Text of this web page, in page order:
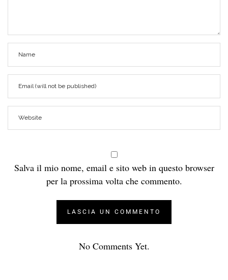
Salva il mio nome, email e sito web in questo browser
per la prossima volta che commento.
No Comments Yet.